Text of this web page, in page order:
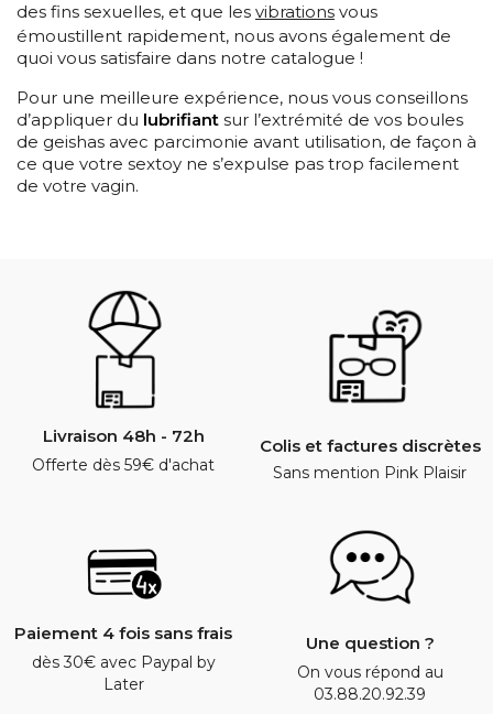
des fins sexuelles, et que les vibrations vous
émoustillent rapidement, nous avons également de
quoi vous satisfaire dans notre catalogue !
Pour une meilleure expérience, nous vous conseillons
d’appliquer du lubrifiant sur l’extrémité de vos boules
de geishas avec parcimonie avant utilisation, de façon à
ce que votre sextoy ne s’expulse pas trop facilement
de votre vagin.
Livraison 48h - 72h
Offerte dès 59€ d'achat
Colis et factures discrètes
Sans mention Pink Plaisir
Paiement 4 fois sans frais
dès 30€ avec Paypal by
Later
Une question ?
On vous répond au
03.88.20.92.39